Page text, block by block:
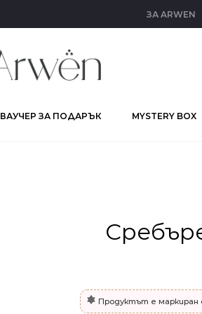
ЗА ARWEN
ВАУЧЕР ЗА ПОДАРЪК MYSTERY BOX
Продуктът е